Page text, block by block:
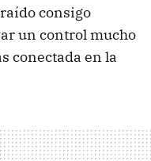
consigo
un control mucho
conectada en la